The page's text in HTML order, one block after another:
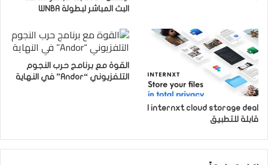
البث المباشر لبطولة WNBA
internxt cloud storage deal |
قابلة للتطبيق
القوة مع برنامج حرب النجوم
التلفزيوني “Andor” في النهاية